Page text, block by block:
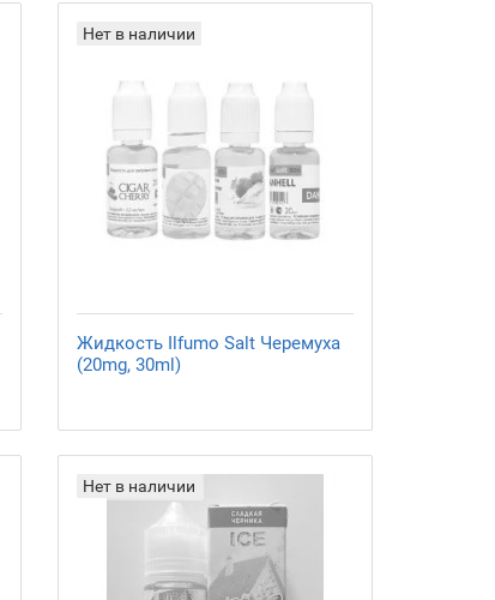
Нет в наличии
Жидкость Ilfumo Salt Черемуха
(20mg, 30ml)
Нет в наличии